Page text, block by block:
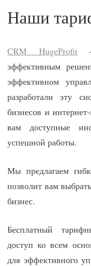
Наши
CRM HugeProfit
эффективным
эффективном
разработали эту
бизнесов и
вам доступные
успешной работы.
Мы предлагаем
позволит вам
бизнес.
Бесплатный
доступ ко всем
для эффективного